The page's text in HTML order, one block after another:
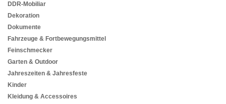
DDR-Mobiliar
Dekoration
Dokumente
Fahrzeuge & Fortbewegungsmittel
Feinschmecker
Garten & Outdoor
Jahreszeiten & Jahresfeste
Kinder
Kleidung & Accessoires